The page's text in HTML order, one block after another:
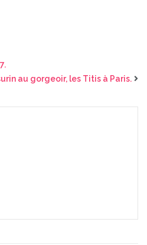
au gorgeoir, les Titis à Paris.